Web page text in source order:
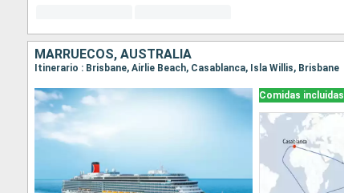
MARRUECOS, AUSTRALIA
Itinerario : Brisbane, Airlie Beach, Casablanca, Isla Willis, Brisbane
Comidas incluidas